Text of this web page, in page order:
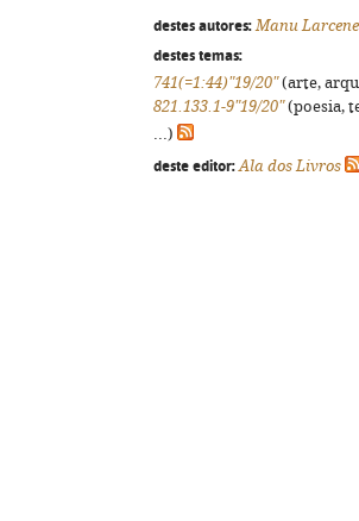
destes autores: Manu
destes temas:
741(=1:44)"19/20"(arte,
821.133.1-9"19/20"(poesia,
...)
deste editor: Ala dos Livros